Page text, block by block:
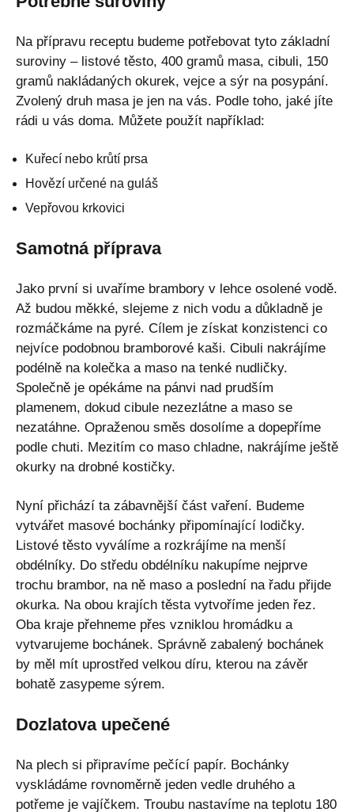
Na přípravu receptu budeme potřebovat tyto základní
suroviny ‒ listové těsto, 400 gramů masa, cibuli, 150
gramů nakládaných okurek, vejce a sýr na posypání.
Zvolený druh masa je jen na vás. Podle toho, jaké jíte
rádi u vás doma. Můžete použít například:
Kuřecí nebo krůtí prsa
Hovězí určené na guláš
Vepřovou krkovici
Samotná příprava
Jako první si uvaříme brambory v lehce osolené vodě.
Až budou měkké, slejeme z nich vodu a důkladně je
rozmáčkáme na pyré. Cílem je získat konzistenci co
nejvíce podobnou bramborové kaši. Cibuli nakrájíme
podélně na kolečka a maso na tenké nudličky.
Společně je opékáme na pánvi nad prudším
plamenem, dokud cibule nezezlátne a maso se
nezatáhne. Opraženou směs dosolíme a dopepříme
podle chuti. Mezitím co maso chladne, nakrájíme ještě
okurky na drobné kostičky.
Nyní přichází ta zábavnější část vaření. Budeme
vytvářet masové bochánky připomínající lodičky.
Listové těsto vyválíme a rozkrájíme na menší
obdélníky. Do středu obdélníku nakupíme nejprve
trochu brambor, na ně maso a poslední na řadu přijde
okurka. Na obou krajích těsta vytvoříme jeden řez.
Oba kraje přehneme přes vzniklou hromádku a
vytvarujeme bochánek. Správně zabalený bochánek
by měl mít uprostřed velkou díru, kterou na závěr
bohatě zasypeme sýrem.
Dozlatova upečené
Na plech si připravíme pečící papír. Bochánky
vyskládáme rovnoměrně jeden vedle druhého a
potřeme je vajíčkem. Troubu nastavíme na teplotu 180